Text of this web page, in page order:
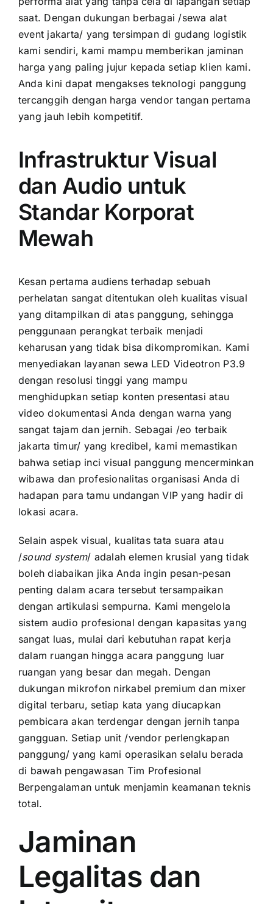
saat. Dengan dukungan berbagai /sewa alat
event jakarta/ yang tersimpan di gudang logistik
kami sendiri, kami mampu memberikan jaminan
harga yang paling jujur kepada setiap klien kami.
Anda kini dapat mengakses teknologi panggung
tercanggih dengan harga vendor tangan pertama
yang jauh lebih kompetitif.
Infrastruktur Visual
dan Audio untuk
Standar Korporat
Mewah
Kesan pertama audiens terhadap sebuah
perhelatan sangat ditentukan oleh kualitas visual
yang ditampilkan di atas panggung, sehingga
penggunaan perangkat terbaik menjadi
keharusan yang tidak bisa dikompromikan. Kami
menyediakan layanan sewa LED Videotron P3.9
dengan resolusi tinggi yang mampu
menghidupkan setiap konten presentasi atau
video dokumentasi Anda dengan warna yang
sangat tajam dan jernih. Sebagai /eo terbaik
jakarta timur/ yang kredibel, kami memastikan
bahwa setiap inci visual panggung mencerminkan
wibawa dan profesionalitas organisasi Anda di
hadapan para tamu undangan VIP yang hadir di
lokasi acara.
Selain aspek visual, kualitas tata suara atau
/sound system/ adalah elemen krusial yang tidak
boleh diabaikan jika Anda ingin pesan-pesan
penting dalam acara tersebut tersampaikan
dengan artikulasi sempurna. Kami mengelola
sistem audio profesional dengan kapasitas yang
sangat luas, mulai dari kebutuhan rapat kerja
dalam ruangan hingga acara panggung luar
ruangan yang besar dan megah. Dengan
dukungan mikrofon nirkabel premium dan mixer
digital terbaru, setiap kata yang diucapkan
pembicara akan terdengar dengan jernih tanpa
gangguan. Setiap unit /vendor perlengkapan
panggung/ yang kami operasikan selalu berada
di bawah pengawasan Tim Profesional
Berpengalaman untuk menjamin keamanan teknis
total.
Jaminan
Legalitas dan